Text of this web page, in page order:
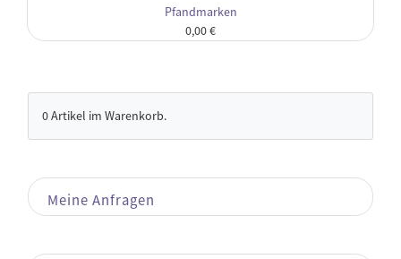
Pfandmarken
0,00 €
0Artikel im Warenkorb.
Meine Anfragen